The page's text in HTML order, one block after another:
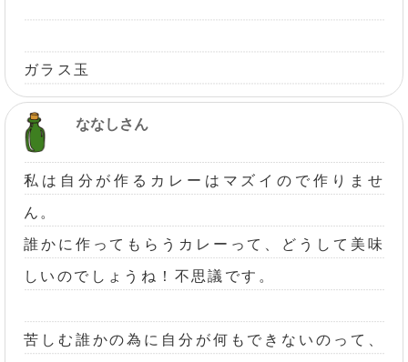
ガラス玉
ななしさん
私は自分が作るカレーはマズイので作りませ
ん。
誰かに作ってもらうカレーって、どうして美味
しいのでしょうね！不思議です。
苦しむ誰かの為に自分が何もできないのって、